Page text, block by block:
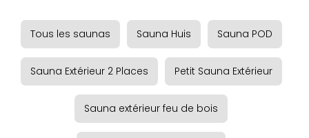
Tous les saunas Sauna Huis Sauna POD
Sauna Extérieur 2 Places Petit Sauna Extérieur
Sauna extérieur feu de bois